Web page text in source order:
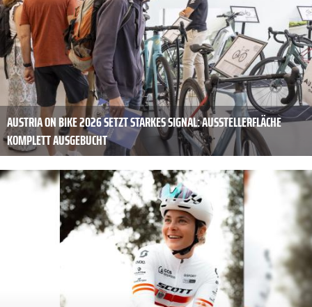
AUSTRIA ON BIKE 2026 SETZT STARKES SIGNAL: AUSSTELLERFLÄCHE
KOMPLETT AUSGEBUCHT